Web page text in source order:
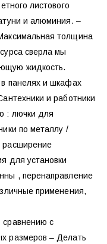
листового
и алюминия. –
толщина
сверла мы
жидкость.
панелях и шкафах
и работники
: лючки для
по металлу /
расширение
для установки
, перенаправление
применения,
сравнению с
размеров – Делать